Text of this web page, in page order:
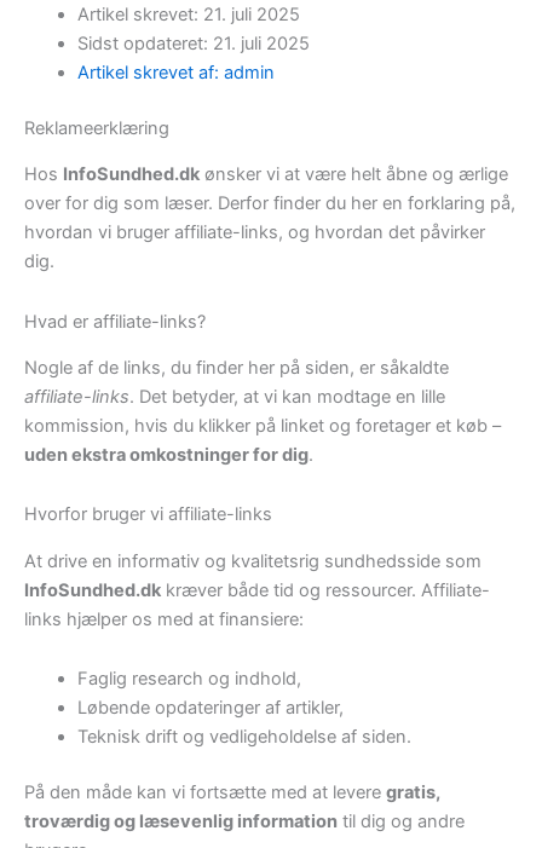
Artikel skrevet: 21. juli 2025
Sidst opdateret: 21. juli 2025
Artikel skrevet af: admin
Reklameerklæring
Hos InfoSundhed.dk ønsker vi at være helt åbne og ærlige
over for dig som læser. Derfor finder du her en forklaring på,
hvordan vi bruger affiliate-links, og hvordan det påvirker
dig.
Hvad er affiliate-links?
Nogle af de links, du finder her på siden, er såkaldte
affiliate-links. Det betyder, at vi kan modtage en lille
kommission, hvis du klikker på linket og foretager et køb –
uden ekstra omkostninger for dig.
Hvorfor bruger vi affiliate-links
At drive en informativ og kvalitetsrig sundhedsside som
InfoSundhed.dk kræver både tid og ressourcer. Affiliate-
links hjælper os med at finansiere:
Faglig research og indhold,
Løbende opdateringer af artikler,
Teknisk drift og vedligeholdelse af siden.
På den måde kan vi fortsætte med at levere gratis,
troværdig og læsevenlig information til dig og andre